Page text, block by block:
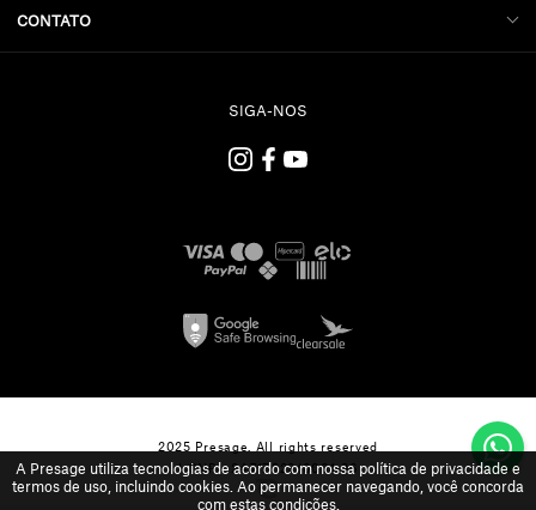
CONTATO
SIGA-NOS
2025 Presage. All rights reserved
| CNPJ: 24.717.329/0001-36
A Presage utiliza tecnologias de acordo com nossa política de privacidade e
termos de uso, incluindo cookies. Ao permanecer navegando, você concorda
com estas condições.